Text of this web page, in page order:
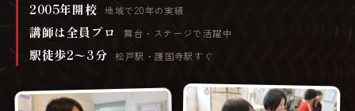
2005年開校 地域で20年の実績
講師は全員プロ 舞台・ステージで活躍中
駅徒歩2〜3分 松戸駅・護国寺駅すぐ